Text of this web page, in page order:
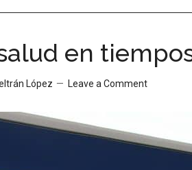
en
López Leave a Comment